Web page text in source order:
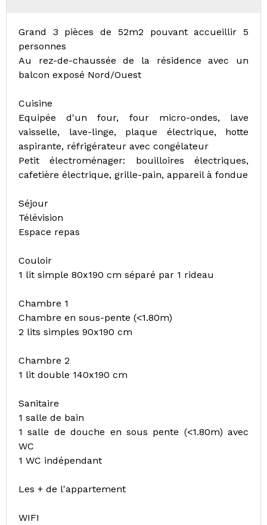
Grand 3 pièces de 52m2 pouvant accueillir 5
personnes
Au rez-de-chaussée de la résidence avec un
balcon exposé Nord/Ouest
Cuisine
Equipée d'un four, four micro-ondes, lave
vaisselle, lave-linge, plaque électrique, hotte
aspirante, réfrigérateur avec congélateur
Petit électroménager: bouilloires électriques,
cafetière électrique, grille-pain, appareil à fondue
Séjour
Télévision
Espace repas
Couloir
1 lit simple 80x190 cm séparé par 1 rideau
Chambre 1
Chambre en sous-pente (<1.80m)
2 lits simples 90x190 cm
Chambre 2
1 lit double 140x190 cm
Sanitaire
1 salle de bain
1 salle de douche en sous pente (<1.80m) avec
WC
1 WC indépendant
Les + de l'appartement
WIFI